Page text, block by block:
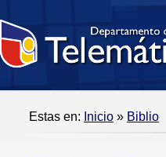
Estas en: Inicio » Biblio